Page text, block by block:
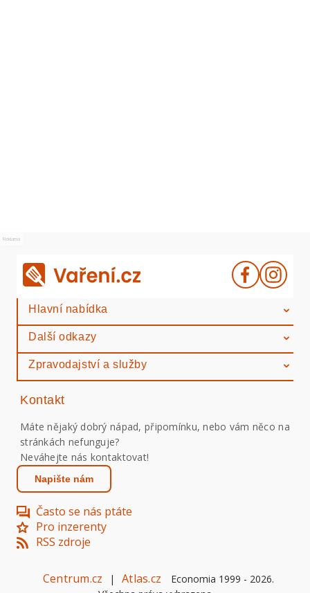
Reklama
Hlavní nabídka
Další odkazy
Zpravodajství a služby
Kontakt
Máte nějaký dobrý nápad, připomínku, nebo vám něco na
stránkách nefunguje?
Neváhejte nás kontaktovat!
Napište nám
Často se nás ptáte
Pro inzerenty
RSS zdroje
Centrum.cz | Atlas.cz Economia 1999 - 2026.